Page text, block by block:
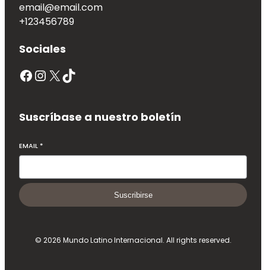
email@email.com
+123456789
Sociales
Suscríbase a nuestro boletín
EMAIL *
Suscribirse
© 2026 Mundo Latino Internacional. All rights reserved.